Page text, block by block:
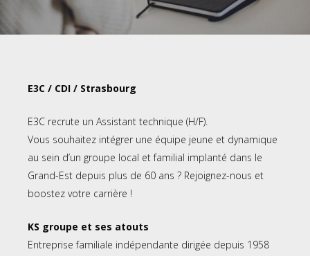
E3C / CDI / Strasbourg
E3C recrute un Assistant technique (H/F).
Vous souhaitez intégrer une équipe jeune et dynamique
au sein d’un groupe local et familial implanté dans le
Grand-Est depuis plus de 60 ans ? Rejoignez-nous et
boostez votre carrière !
KS groupe et ses atouts
Entreprise familiale indépendante dirigée depuis 1958